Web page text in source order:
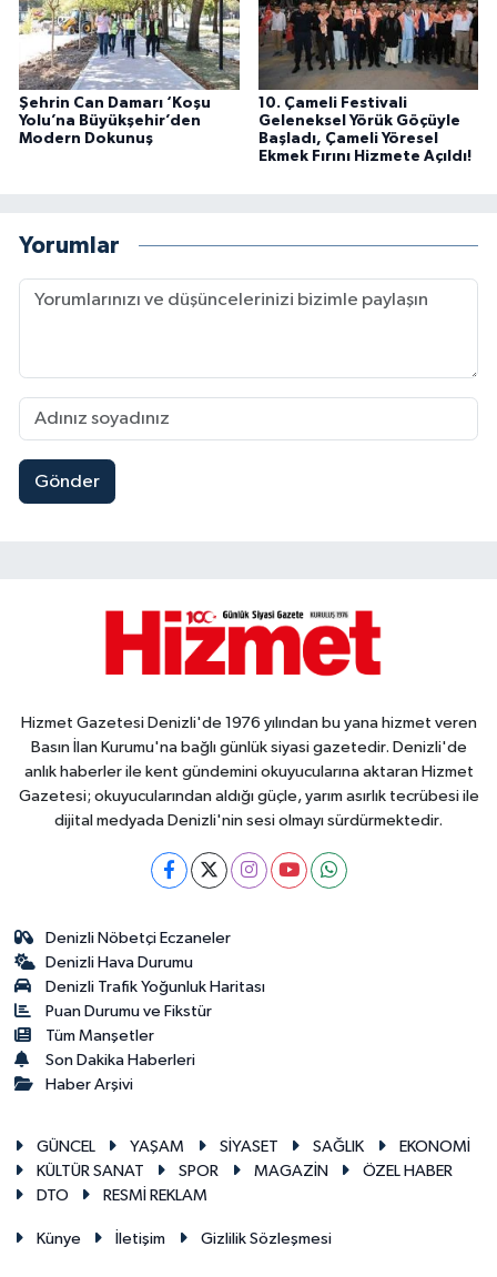
Şehrin Can Damarı ‘Koşu
Yolu’na Büyükşehir’den
Modern Dokunuş
10. Çameli Festivali
Geleneksel Yörük Göçüyle
Başladı, Çameli Yöresel
Ekmek Fırını Hizmete Açıldı!
Yorumlar
Gönder
Hizmet Gazetesi Denizli'de 1976 yılından bu yana hizmet veren
Basın İlan Kurumu'na bağlı günlük siyasi gazetedir. Denizli'de
anlık haberler ile kent gündemini okuyucularına aktaran Hizmet
Gazetesi; okuyucularından aldığı güçle, yarım asırlık tecrübesi ile
dijital medyada Denizli'nin sesi olmayı sürdürmektedir.
Denizli Nöbetçi Eczaneler
Denizli Hava Durumu
Denizli Trafik Yoğunluk Haritası
Puan Durumu ve Fikstür
Tüm Manşetler
Son Dakika Haberleri
Haber Arşivi
GÜNCEL YAŞAM SİYASET SAĞLIK
EKONOMİ
KÜLTÜR SANAT
SPOR MAGAZİN
ÖZEL HABER
DTO
RESMİ REKLAM
Künye İletişim Gizlilik Sözleşmesi